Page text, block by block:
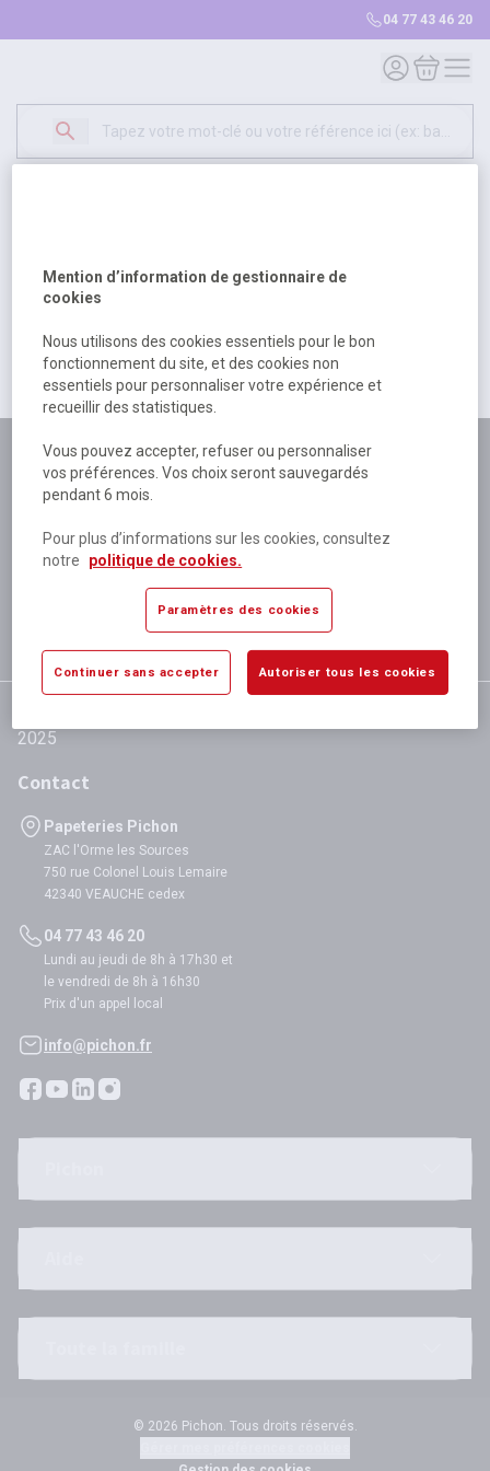
04 77 43 46 20
Mon compte
Mon
500
excuser pour la gêne occasionée.
Retour Retour à l'accueil
Plus de 180 personnes
à votre écoute
disponibles
Expédition le jour même
si validation avant 12h
Contact
Papeteries Pichon
ZAC l'Orme les Sources
750 rue Colonel Louis Lemaire
42340 VEAUCHE cedex
04 77 43 46 20
Lundi au jeudi de 8h à 17h30 et
le vendredi de 8h à 16h30
Prix d'un appel local
info@pichon.fr
© 2026 Pichon. Tous droits réservés.
Mention d’information de gestionnaire de
cookies
Nous utilisons des cookies essentiels pour le bon
fonctionnement du site, et des cookies non
essentiels pour personnaliser votre expérience et
recueillir des statistiques.
Vous pouvez accepter, refuser ou personnaliser
vos préférences. Vos choix seront sauvegardés
pendant 6 mois.
Pour plus d’informations sur les cookies, consultez
notre
politique de cookies.
Paramètres des cookies
Continuer sans accepter Autoriser tous les cookies